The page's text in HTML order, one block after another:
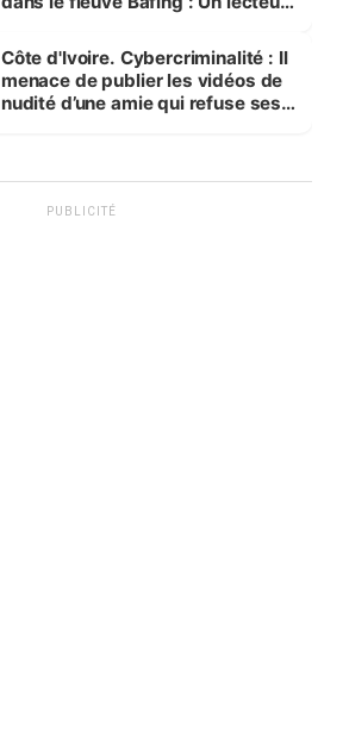
des Transports
Côte d'Ivoire. Cybercriminalité : Il
menace de publier les vidéos de
nudité d’une amie qui refuse ses
PUBLICITÉ